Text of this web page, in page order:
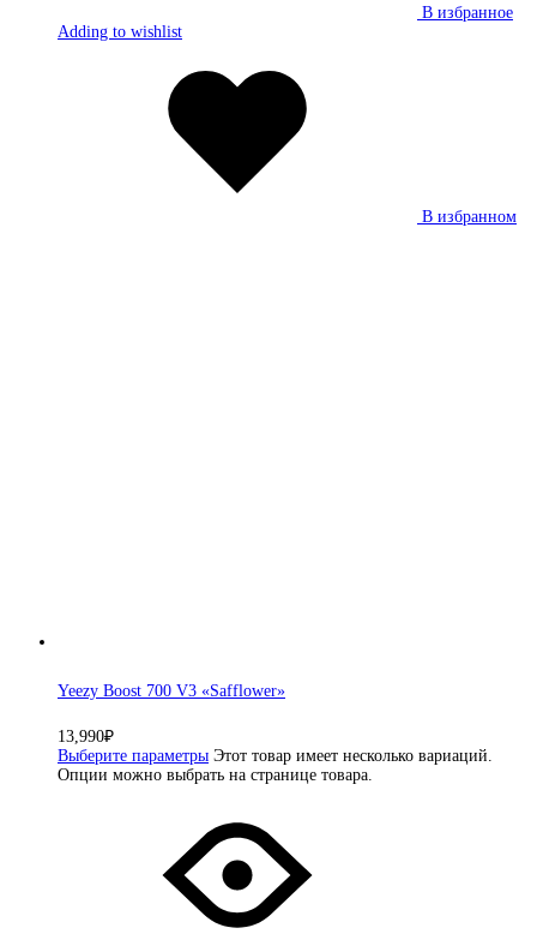
В избранное
Adding to wishlist
В избранном
Yeezy Boost 700 V3 «Safflower»
13,990₽
Выберите параметры Этот товар имеет несколько вариаций.
Опции можно выбрать на странице товара.